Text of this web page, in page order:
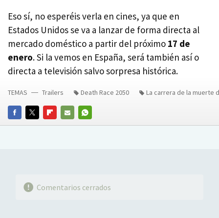
Eso sí, no esperéis verla en cines, ya que en
Estados Unidos se va a lanzar de forma directa al
mercado doméstico a partir del próximo 17 de
enero. Si la vemos en España, será también así o
directa a televisión salvo sorpresa histórica.
FACEBOOKTWITTERFLIPBOARD
E-
WHATSAPP
TEMAS Trailers Death Race 2050 La carrera de la muerte
Comentarios cerrados